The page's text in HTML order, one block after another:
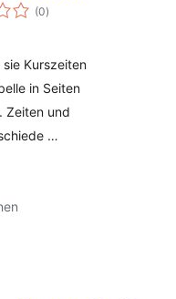
(0Bewertungen
insgesamt
)
Kurszeiten
in Seiten
Zeiten und
…